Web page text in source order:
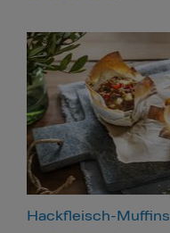
Hackfleisch-Muffins